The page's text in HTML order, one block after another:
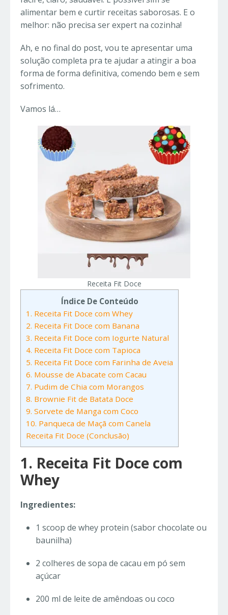
alimentar bem e curtir receitas saborosas. E o
melhor: não precisa ser expert na cozinha!
Ah, e no final do post, vou te apresentar uma
solução completa pra te ajudar a atingir a boa
forma de forma definitiva, comendo bem e sem
sofrimento.
Vamos lá…
Receita Fit Doce
Índice De Conteúdo
1. Receita Fit Doce com Whey
2. Receita Fit Doce com Banana
3. Receita Fit Doce com Iogurte Natural
4. Receita Fit Doce com Tapioca
5. Receita Fit Doce com Farinha de Aveia
6. Mousse de Abacate com Cacau
7. Pudim de Chia com Morangos
8. Brownie Fit de Batata Doce
9. Sorvete de Manga com Coco
10. Panqueca de Maçã com Canela
Receita Fit Doce (Conclusão)
1. Receita Fit Doce com
Whey
Ingredientes:
1 scoop de whey protein (sabor chocolate ou
baunilha)
2 colheres de sopa de cacau em pó sem
açúcar
200 ml de leite de amêndoas ou coco